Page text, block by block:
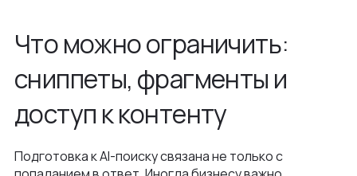
Что можно ограничить:
сниппеты, фрагменты и
доступ к контенту
Подготовка к AI-поиску связана не только с